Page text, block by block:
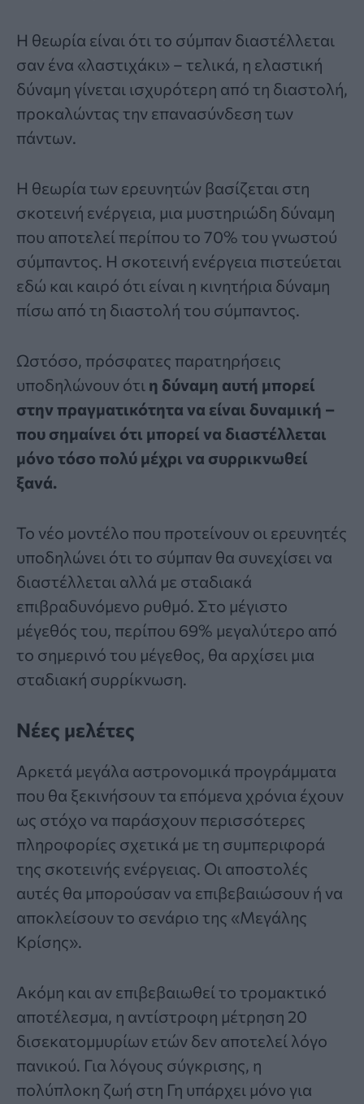
Η θεωρία είναι ότι το σύμπαν διαστέλλεται
σαν ένα «λαστιχάκι» – τελικά, η ελαστική
δύναμη γίνεται ισχυρότερη από τη διαστολή,
προκαλώντας την επανασύνδεση των
πάντων.
Η θεωρία των ερευνητών βασίζεται στη
σκοτεινή ενέργεια, μια μυστηριώδη δύναμη
που αποτελεί περίπου το 70% του γνωστού
σύμπαντος. Η σκοτεινή ενέργεια πιστεύεται
εδώ και καιρό ότι είναι η κινητήρια δύναμη
πίσω από τη διαστολή του σύμπαντος.
Ωστόσο, πρόσφατες παρατηρήσεις
υποδηλώνουν ότι η δύναμη αυτή μπορεί
στην πραγματικότητα να είναι δυναμική –
που σημαίνει ότι μπορεί να διαστέλλεται
μόνο τόσο πολύ μέχρι να συρρικνωθεί
ξανά.
Το νέο μοντέλο που προτείνουν οι ερευνητές
υποδηλώνει ότι το σύμπαν θα συνεχίσει να
διαστέλλεται αλλά με σταδιακά
επιβραδυνόμενο ρυθμό. Στο μέγιστο
μέγεθός του, περίπου 69% μεγαλύτερο από
το σημερινό του μέγεθος, θα αρχίσει μια
σταδιακή συρρίκνωση.
Νέες μελέτες
Αρκετά μεγάλα αστρονομικά προγράμματα
που θα ξεκινήσουν τα επόμενα χρόνια έχουν
ως στόχο να παράσχουν περισσότερες
πληροφορίες σχετικά με τη συμπεριφορά
της σκοτεινής ενέργειας. Οι αποστολές
αυτές θα μπορούσαν να επιβεβαιώσουν ή να
αποκλείσουν το σενάριο της «Μεγάλης
Κρίσης».
Ακόμη και αν επιβεβαιωθεί το τρομακτικό
αποτέλεσμα, η αντίστροφη μέτρηση 20
δισεκατομμυρίων ετών δεν αποτελεί λόγο
πανικού. Για λόγους σύγκρισης, η
πολύπλοκη ζωή στη Γη υπάρχει μόνο για